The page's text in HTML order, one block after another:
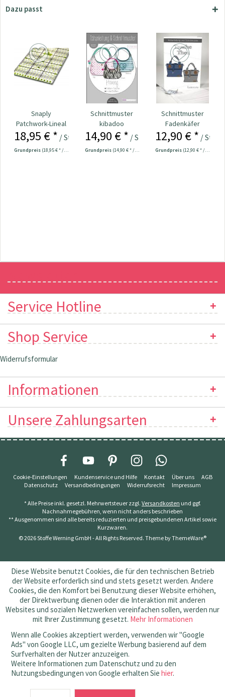
Dazu passt
Snaply
Patchwork-Lineal
60 x 15 cm
18,95 € * / Stück
Grundpreis (18,95 € * / 1 Stück)
Schnittmuster
kibadoo
Faltentasche
14,90 € * / Stück
Grundpreis (14,90 € * / 1 Stück)
Schnittmuster
Fadenkäfer
Tasche Thea
12,90 € * / Stück
Grundpreis (12,90 € * / 1 Stück)
Service Hotline
Shop Service
Widerrufsformular
Informationen
Unsere Zahlungsarten
Cookie-Einstellungen Kundenservice und Hilfe Kontakt Über uns
AGB
Datenschutz
Versandbedingungen Widerrufsrecht Impressum
* Alle Preise inkl. gesetzl. Mehrwertsteuer zzgl. Versandkosten und ggf.
Nachnahmegebühren, wenn nicht anders beschrieben
** Ausgenommen sind alle bereits reduzierten und preisgebundenen Artikel sowie
Kurzwaren.
© 2026 Stoffe Werning GmbH - All Rights Reserved. Theme byThemeWare®
Diese Website benutzt Cookies, die für den technischen Betrieb
der Website erforderlich sind und stets gesetzt werden. Andere
Cookies, die den Komfort bei Benutzung dieser Website erhöhen,
der Direktwerbung dienen oder die Interaktion mit anderen
Websites und sozialen Netzwerken vereinfachen sollen, werden nur
mit Ihrer Zustimmung gesetzt. Mehr Informationen
Wenn alle Cookies akzeptiert werden, verwenden wir "Google
Ads" von Google LLC, um gezielte Werbung basierend auf dem
Surfverhalten der Nutzer anzuzeigen.
Weitere Informationen zum Datenschutz und zu den
Nutzungsbedingungen von Google erhalten Sie hier.
SEHR GUT (4.83 / 5)